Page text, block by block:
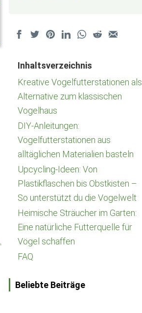
Inhaltsverzeichnis
Kreative Vogelfutterstationen als
Alternative zum klassischen
Vogelhaus
DIY-Anleitungen:
Vogelfutterstationen aus
alltäglichen Materialien basteln
Upcycling-Ideen: Von
Plastikflaschen bis Obstkisten –
So unterstützt du die Vogelwelt
Heimische Sträucher im Garten:
Eine natürliche Futterquelle für
Vögel schaffen
FAQ
Beliebte Beiträge